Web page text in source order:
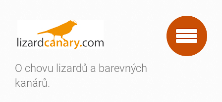
O chovu lizardů a barevných
kanárů.